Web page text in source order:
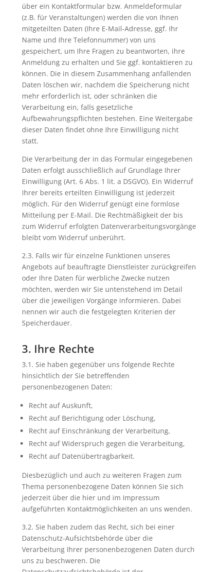
über ein Kontaktformular bzw. Anmeldeformular
(z.B. für Veranstaltungen) werden die von Ihnen
mitgeteilten Daten (Ihre E-Mail-Adresse, ggf. Ihr
Name und Ihre Telefonnummer) von uns
gespeichert, um Ihre Fragen zu beantworten, ihre
Anmeldung zu erhalten und Sie ggf. kontaktieren zu
können. Die in diesem Zusammenhang anfallenden
Daten löschen wir, nachdem die Speicherung nicht
mehr erforderlich ist, oder schränken die
Verarbeitung ein, falls gesetzliche
Aufbewahrungspflichten bestehen. Eine Weitergabe
dieser Daten findet ohne Ihre Einwilligung nicht
statt.
Die Verarbeitung der in das Formular eingegebenen
Daten erfolgt ausschließlich auf Grundlage Ihrer
Einwilligung (Art. 6 Abs. 1 lit. a DSGVO). Ein Widerruf
Ihrer bereits erteilten Einwilligung ist jederzeit
möglich. Für den Widerruf genügt eine formlose
Mitteilung per E-Mail. Die Rechtmäßigkeit der bis
zum Widerruf erfolgten Datenverarbeitungsvorgänge
bleibt vom Widerruf unberührt.
2.3. Falls wir für einzelne Funktionen unseres
Angebots auf beauftragte Dienstleister zurückgreifen
oder Ihre Daten für werbliche Zwecke nutzen
möchten, werden wir Sie untenstehend im Detail
über die jeweiligen Vorgänge informieren. Dabei
nennen wir auch die festgelegten Kriterien der
Speicherdauer.
3. Ihre Rechte
3.1. Sie haben gegenüber uns folgende Rechte
hinsichtlich der Sie betreffenden
personenbezogenen Daten:
Recht auf Auskunft,
Recht auf Berichtigung oder Löschung,
Recht auf Einschränkung der Verarbeitung,
Recht auf Widerspruch gegen die Verarbeitung,
Recht auf Datenübertragbarkeit.
Diesbezüglich und auch zu weiteren Fragen zum
Thema personenbezogene Daten können Sie sich
jederzeit über die hier und im Impressum
aufgeführten Kontaktmöglichkeiten an uns wenden.
3.2. Sie haben zudem das Recht, sich bei einer
Datenschutz-Aufsichtsbehörde über die
Verarbeitung Ihrer personenbezogenen Daten durch
uns zu beschweren. Die